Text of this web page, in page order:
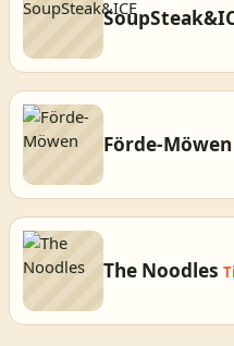
Förde-Möwen
The Noodles